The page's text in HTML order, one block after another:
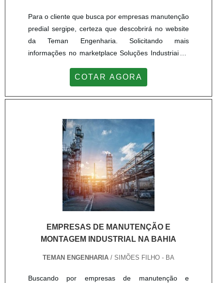
Para o cliente que busca por empresas manutenção
predial sergipe, certeza que descobrirá no website
da Teman Engenharia. Solicitando mais
informações no marketplace Soluções Industriais e
aqui! Quando o desejo é por empresas manutenção
Engenharia poderá encontrar proteção com
EMPRESAS MANUTENÇÃO PRED...
COTAR AGORA
EMPRESAS DE MANUTENÇÃO E
MONTAGEM INDUSTRIAL NA BAHIA
TEMAN ENGENHARIA / SIMÕES FILHO - BA
Buscando por empresas de manutenção e